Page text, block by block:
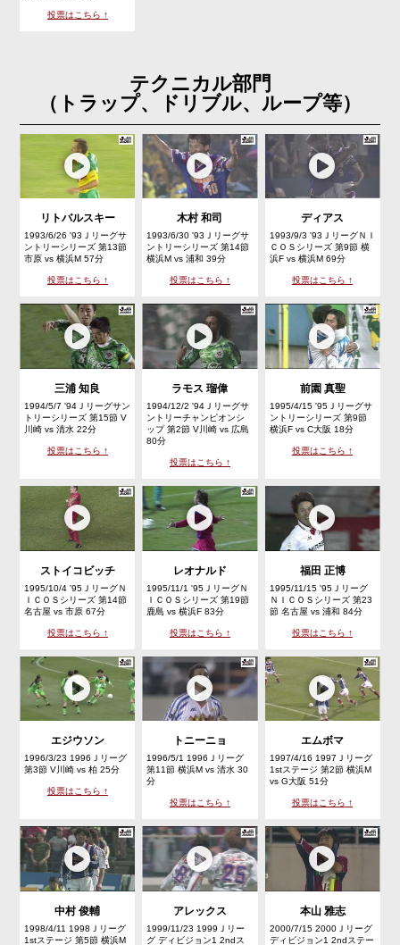
投票はこちら ↑
テクニカル部門
（トラップ、ドリブル、ループ等）
リトバルスキー
1993/6/26 '93Ｊリーグサ
ントリーシリーズ 第13節
市原 vs 横浜M 57分
投票はこちら ↑
木村 和司
1993/6/30 '93Ｊリーグサ
ントリーシリーズ 第14節
横浜M vs 浦和 39分
投票はこちら ↑
ディアス
1993/9/3 '93ＪリーグＮＩ
ＣＯＳシリーズ 第9節 横
浜F vs 横浜M 69分
投票はこちら ↑
三浦 知良
1994/5/7 '94Ｊリーグサン
トリーシリーズ 第15節 V
川崎 vs 清水 22分
投票はこちら ↑
ラモス 瑠偉
1994/12/2 '94Ｊリーグサ
ントリーチャンピオンシ
ップ 第2節 V川崎 vs 広島
80分
投票はこちら ↑
前園 真聖
1995/4/15 '95Ｊリーグサ
ントリーシリーズ 第9節
横浜F vs C大阪 18分
投票はこちら ↑
ストイコビッチ
1995/10/4 '95ＪリーグＮ
ＩＣＯＳシリーズ 第14節
名古屋 vs 市原 67分
投票はこちら ↑
レオナルド
1995/11/1 '95ＪリーグＮ
ＩＣＯＳシリーズ 第19節
鹿島 vs 横浜F 83分
投票はこちら ↑
福田 正博
1995/11/15 '95Ｊリーグ
ＮＩＣＯＳシリーズ 第23
節 名古屋 vs 浦和 84分
投票はこちら ↑
エジウソン
1996/3/23 1996Ｊリーグ
第3節 V川崎 vs 柏 25分
投票はこちら ↑
トニーニョ
1996/5/1 1996Ｊリーグ
第11節 横浜M vs 清水 30
分
投票はこちら ↑
エムボマ
1997/4/16 1997Ｊリーグ
1stステージ 第2節 横浜M
vs G大阪 51分
投票はこちら ↑
中村 俊輔
1998/4/11 1998Ｊリーグ
1stステージ 第5節 横浜M
アレックス
1999/11/23 1999Ｊリー
グ ディビジョン1 2ndス
本山 雅志
2000/7/15 2000Ｊリーグ
ディビジョン1 2ndステー